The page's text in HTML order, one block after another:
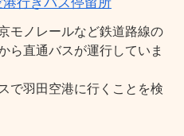
モノレールなど鉄道路線の
ら直通バスが運行していま
で羽田空港に行くことを検